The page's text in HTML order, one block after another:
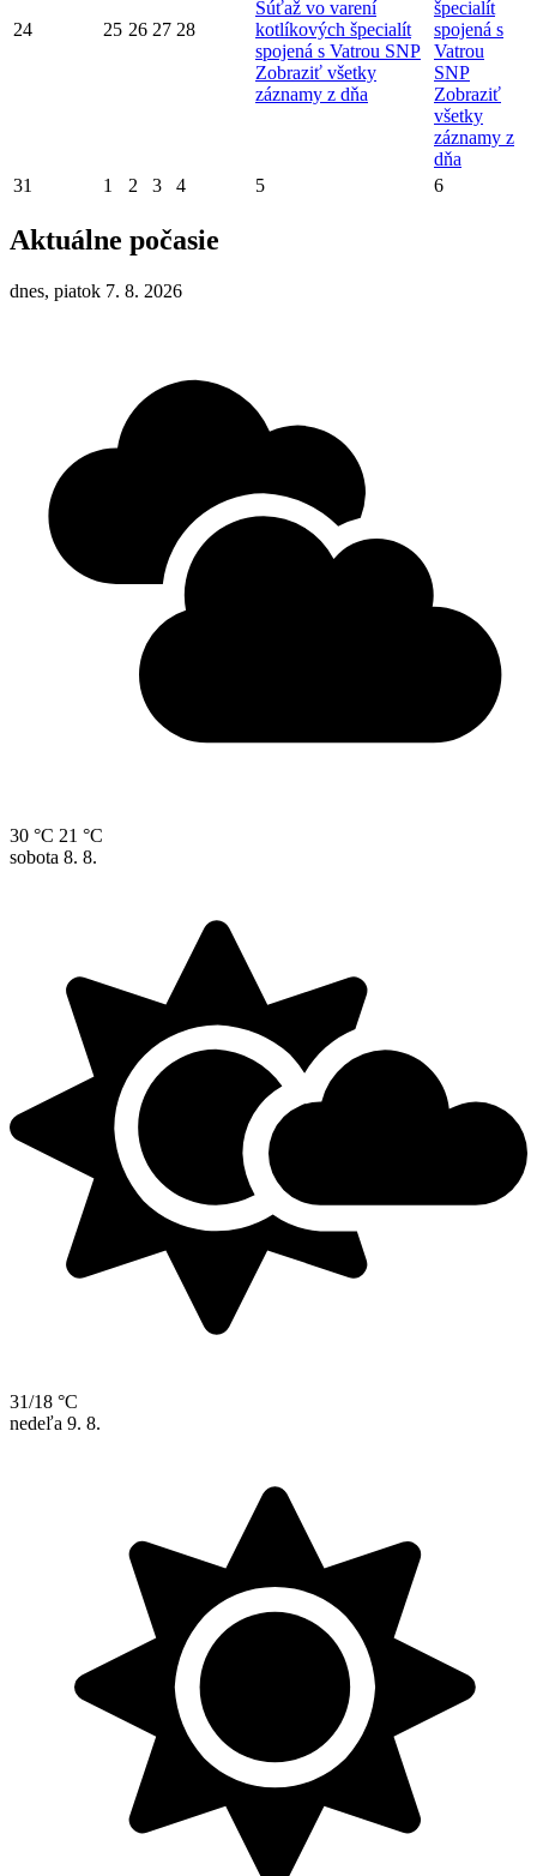
24 25 26 27 28
Súťaž vo varení
kotlíkových špecialít
spojená s Vatrou SNP
Zobraziť všetky
záznamy z dňa
špecialít
spojená s
Vatrou
SNP
Zobraziť
všetky
záznamy z
dňa
31
1 2 3 4 5 6
Aktuálne počasie
dnes, piatok 7. 8. 2026
30 °C 21 °C
sobota 8. 8.
31/18 °C
nedeľa 9. 8.